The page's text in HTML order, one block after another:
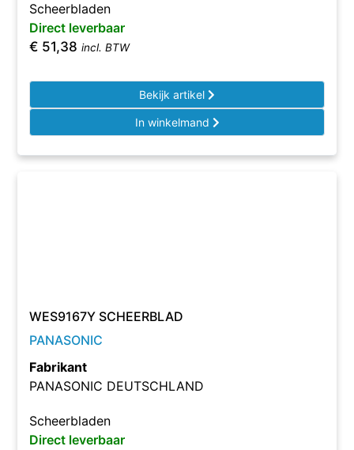
Scheerbladen
Direct leverbaar
€ 51,38 incl. BTW
Bekijk artikel
In winkelmand
WES9167Y SCHEERBLAD
PANASONIC
Fabrikant
PANASONIC DEUTSCHLAND
Scheerbladen
Direct leverbaar